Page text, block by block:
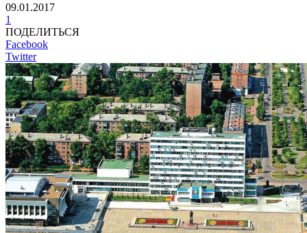
09.01.2017
1
ПОДЕЛИТЬСЯ
Facebook
Twitter